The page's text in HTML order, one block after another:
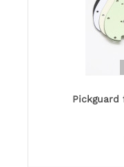
Pickguard